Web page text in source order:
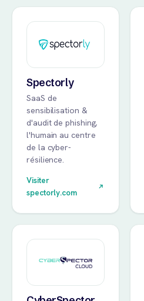
Spectorly
SaaS de
sensibilisation &
d'audit de phishing,
l'humain au centre
de la cyber-
résilience.
Visiter
spectorly.com